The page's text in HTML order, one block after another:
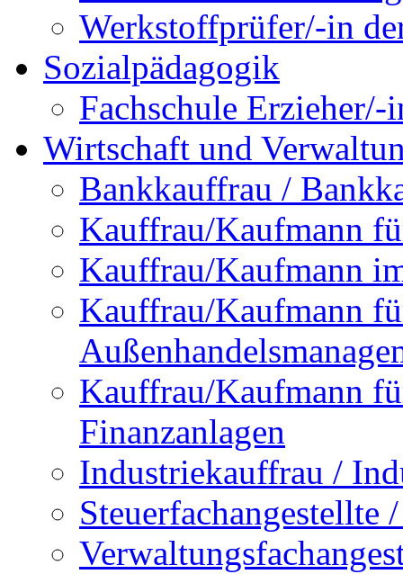
Werkstoffprüfer/-in
Sozialpädagogik
Fachschule
Wirtschaft und
Bankkauffrau /
Kauffrau/Kaufmann
Kauffrau/Kaufmann
Kauffrau/Kaufmann
Kauffrau/Kaufmann
Finanzanlagen
Industriekauffrau /
Steuerfachangestellte